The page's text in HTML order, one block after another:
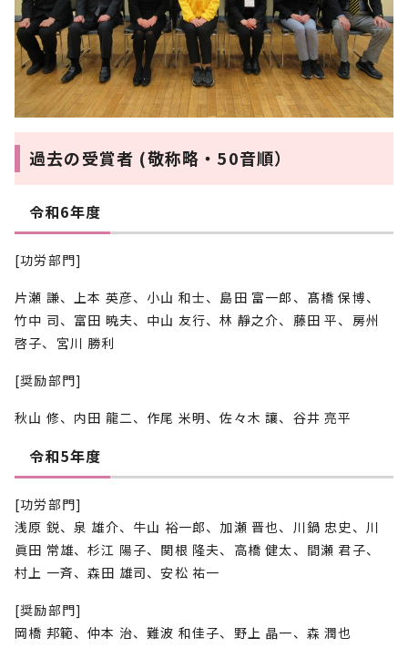
過去の受賞者 (敬称略・50音順）
令和6年度
[功労部門]
片瀬 謙、上本 英彦、小山 和士、島田 富一郎、髙橋 保博、
竹中 司、富田 暁夫、中山 友行、林 靜之介、藤田 平、房州
啓子、宮川 勝利
[奨励部門]
秋山 修、内田 龍二、作尾 米明、佐々木 讓、谷井 亮平
令和5年度
[功労部門]
浅原 鋭、泉 雄介、牛山 裕一郎、加瀬 晋也、川鍋 忠史、川
眞田 常雄、杉江 陽子、関根 隆夫、高橋 健太、間瀬 君子、
村上 一斉、森田 雄司、安松 祐一
[奨励部門]
岡橋 邦範、仲本 治、難波 和佳子、野上 晶一、森 潤也